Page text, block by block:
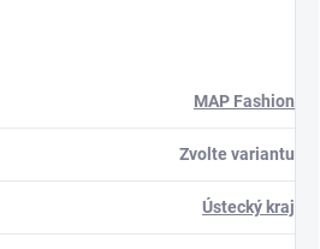
MAP Fashion
Zvolte variantu
Ústecký kraj